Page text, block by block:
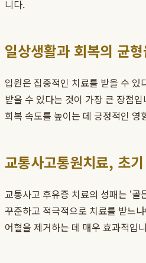
니다.
일상생활과 회복의 균
입원은 집중적인 치료를 받을 수
받을 수 있다는 것이 가장 큰 장점
회복 속도를 높이는 데 긍정적인 영
교통사고통원치료, 초
교통사고 후유증 치료의 성패는 ‘
꾸준하고 적극적으로 치료를 받느
어혈을 제거하는 데 매우 효과적입